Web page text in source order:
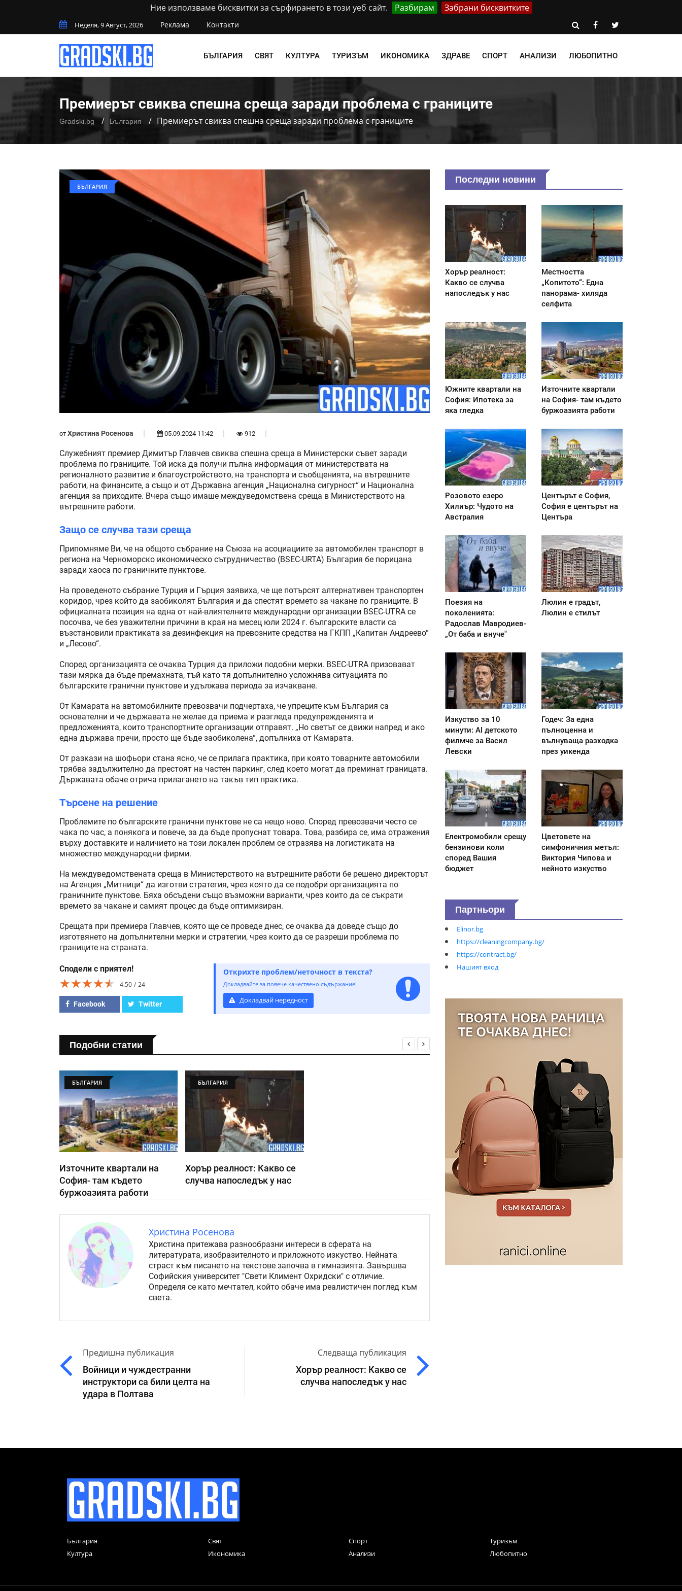
Ние използваме бисквитки за сърфирането в този уеб сайт. Разбирам Забрани бисквитките
Неделя, 9 Август, 2026 Реклама Контакти
БЪЛГАРИЯ СВЯТ КУЛТУРА ТУРИЗЪМ ИКОНОМИКА ЗДРАВЕ СПОРТ АНАЛИЗИ ЛЮБОПИТНО
Премиерът свиква спешна среща заради проблема с границите
Gradski.bg България Премиерът свиква спешна среща заради проблема с границите
БЪЛГАРИЯ
от Христина Росенова 05.09.2024 11:42 912
Служебният премиер Димитър Главчев свиква спешна среща в Министерски съвет заради
проблема по границите. Той иска да получи пълна информация от министерствата на
регионалното развитие и благоустройството, на транспорта и съобщенията, на вътрешните
работи, на финансите, а също и от Държавна агенция „Национална сигурност“ и Национална
агенция за приходите. Вчера също имаше междуведомствена среща в Министерството на
вътрешните работи.
Защо се случва тази среща
Припомняме Ви, че на общото събрание на Съюза на асоциациите за автомобилен транспорт в
региона на Черноморско икономическо сътрудничество (BSEC-URTA) България бе порицана
заради хаоса по граничните пунктове.
На проведеното събрание Турция и Гърция заявиха, че ще потърсят алтернативен транспортен
коридор, чрез който да заобиколят България и да спестят времето за чакане по границите. В
официалната позиция на една от най-влиятелните международни организации BSEC-UTRA се
посочва, че без уважителни причини в края на месец юли 2024 г. българските власти са
възстановили практиката за дезинфекция на превозните средства на ГКПП „Капитан Андреево“
и „Лесово“.
Според организацията се очаква Турция да приложи подобни мерки. BSEC-UTRA призовават
тази мярка да бъде премахната, тъй като тя допълнително усложнява ситуацията по
българските гранични пунктове и удължава периода за изчакване.
От Камарата на автомобилните превозвачи подчертаха, че упреците към България са
основателни и че държавата не желае да приема и разгледа предупрежденията и
предложенията, които транспортните организации отправят. „Но светът се движи напред и ако
една държава пречи, просто ще бъде заобиколена“, допълниха от Камарата.
От разкази на шофьори стана ясно, че се прилага практика, при която товарните автомобили
трябва задължително да престоят на частен паркинг, след което могат да преминат границата.
Държавата обаче отрича прилагането на такъв тип практика.
Търсене на решение
Проблемите по българските гранични пунктове не са нещо ново. Според превозвачи често се
чака по час, а понякога и повече, за да бъде пропуснат товара. Това, разбира се, има отражения
върху доставките и наличието на този локален проблем се отразява на логистиката на
множество международни фирми.
На междуведомствената среща в Министерството на вътрешните работи бе решено директорът
на Агенция „Митници“ да изготви стратегия, чрез която да се подобри организацията по
граничните пунктове. Бяха обсъдени също възможни варианти, чрез които да се съкрати
времето за чакане и самият процес да бъде оптимизиран.
Срещата при премиера Главчев, която ще се проведе днес, се очаква да доведе също до
изготвянето на допълнителни мерки и стратегии, чрез които да се разреши проблема по
границите на страната.
Сподели с приятел!
★★★★★
★★★★★
★★★★★ 4.50 24
Facebook Twitter
Открихте проблем/неточност в текста?
Докладвайте за повече качествено съдържание!
Докладвай нередност
Подобни статии
БЪЛГАРИЯ
Източните квартали на
София- там където
буржоазията работи
БЪЛГАРИЯ
Хорър реалност: Какво се
случва напоследък у нас
Христина Росенова
Христина притежава разнообразни интереси в сферата на
литературата, изобразителното и приложното изкуство. Нейната
страст към писането на текстове започва в гимназията. Завършва
Софийския университет "Свети Климент Охридски" с отличие.
Определя се като мечтател, който обаче има реалистичен поглед към
света.
Предишна публикация
Войници и чуждестранни
инструктори са били целта на
удара в Полтава
Следваща публикация
Хорър реалност: Какво се
случва напоследък у нас
Последни новини
Хорър реалност:
Какво се случва
напоследък у нас
Местността
„Копитото“: Една
панорама- хиляда
селфита
Южните квартали на
София: Ипотека за
яка гледка
Източните квартали
на София- там където
буржоазията работи
Розовото езеро
Хилиър: Чудото на
Австралия
Центърът е София,
София е центърът на
Центъра
Поезия на
поколенията:
Радослав Мавродиев-
„От баба и внуче"
Люлин е градът,
Люлин е стилът
Изкуство за 10
минути: AI детското
филмче за Васил
Левски
Годеч: За една
пълноценна и
вълнуваща разходка
през уикенда
Електромобили срещу
бензинови коли
според Вашия
бюджет
Цветовете на
симфоничния метъл:
Виктория Чипова и
нейното изкуство
Партньори
Elinor.bg
https://cleaningcompany.bg/
https://contract.bg/
Нашият вход
България Свят Спорт
Туризъм
Култура
Икономика Анализи Любопитно